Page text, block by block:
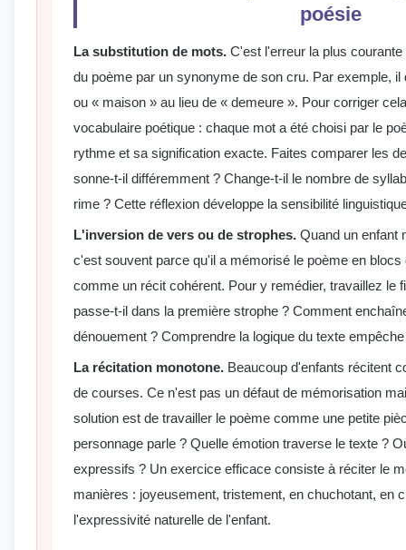
poésie
La substitution de mots. C'est l'erreur la plus
du poème par un synonyme de son cru. Par exemple, il
ou « maison » au lieu de « demeure ». Pour corriger
vocabulaire poétique : chaque mot a été choisi par le
rythme et sa signification exacte. Faites comparer les
sonne-t-il différemment ? Change-t-il le nombre de
rime ? Cette réflexion développe la sensibilité
L'inversion de vers ou de strophes. Quand un enfant
c'est souvent parce qu'il a mémorisé le poème en
comme un récit cohérent. Pour y remédier, travaillez le
passe-t-il dans la première strophe ? Comment
dénouement ? Comprendre la logique du texte
La récitation monotone. Beaucoup d'enfants récitent
de courses. Ce n'est pas un défaut de mémorisation
solution est de travailler le poème comme une petite
personnage parle ? Quelle émotion traverse le texte ?
expressifs ? Un exercice efficace consiste à réciter le
manières : joyeusement, tristement, en chuchotant, en
l'expressivité naturelle de l'enfant.